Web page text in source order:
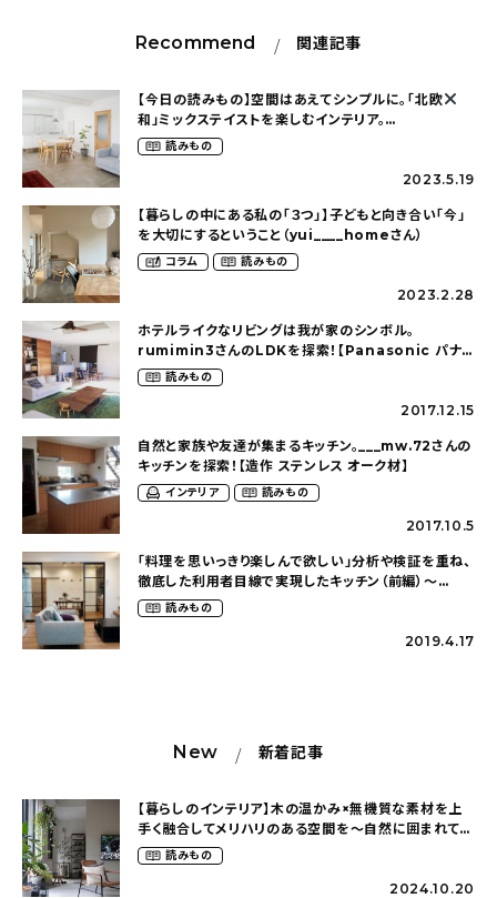
Recommend 関連記事
【今日の読みもの】空間はあえてシンプルに。「北欧
和」ミックステイストを楽しむインテリア。
（alne_coffeeさん）
読みもの
2023.5.19
【暮らしの中にある私の「３つ」】子どもと向き合い「今」
を大切にするということ（yui____homeさん）
コラム 読みもの
2023.2.28
ホテルライクなリビングは我が家のシンボル。
rumimin3さんのLDKを探索！【Panasonic パナ
ソニック Lクラス】
読みもの
2017.12.15
自然と家族や友達が集まるキッチン。___mw.72さんの
キッチンを探索！【造作 ステンレス オーク材】
インテリア 読みもの
2017.10.5
「料理を思いっきり楽しんで欲しい」分析や検証を重ね、
徹底した利用者目線で実現したキッチン（前編）〜
LIXIL取材〜
読みもの
2019.4.17
New 新着記事
【暮らしのインテリア】木の温かみ×無機質な素材を上
手く融合してメリハリのある空間を〜自然に囲まれて暮
らす（ki_no_ieさん）
読みもの
2024.10.20